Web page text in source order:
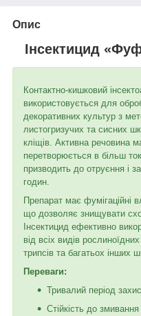
Опис
Інсектицид
Контактно-кишковий
використовується для
декоративних культур з
листогризучих та сисних
кліщів. Активна речовина
перетворюється в більш
призводить до отруєння і
годин.
Препарат має фумігаційні
що дозволяє знищувати
Інсектицид ефективно
від всіх видів
трипсів та багатьох інших
Переваги:
Тривалий період
Стійкість до